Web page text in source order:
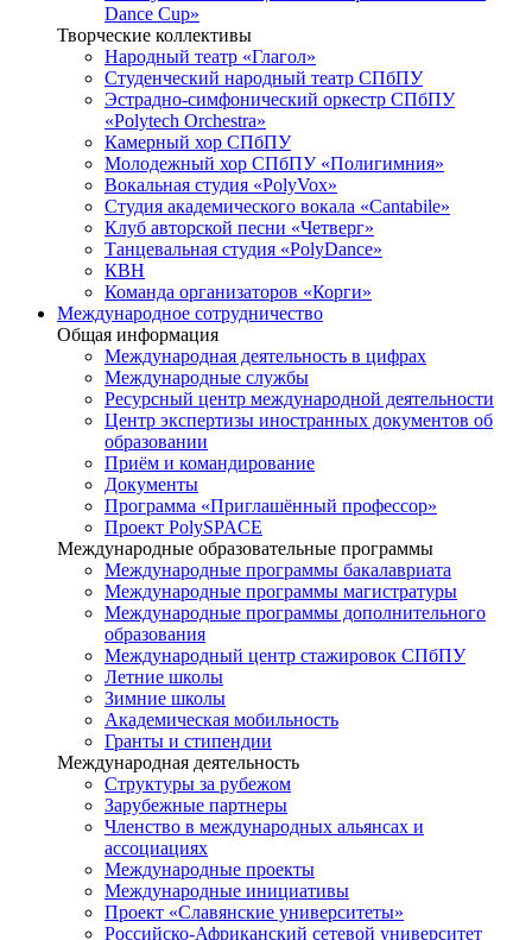
Dance Cup»
Творческие коллективы
Народный театр «Глагол»
Студенческий народный театр СПбПУ
Эстрадно-симфонический оркестр СПбПУ
«Polytech Orchestra»
Камерный хор СПбПУ
Молодежный хор СПбПУ «Полигимния»
Вокальная студия «PolyVox»
Студия академического вокала «Cantabile»
Клуб авторской песни «Четверг»
Танцевальная студия «PolyDance»
КВН
Команда организаторов «Корги»
Международное сотрудничество
Общая информация
Международная деятельность в цифрах
Международные службы
Ресурсный центр международной деятельности
Центр экспертизы иностранных документов об
образовании
Приём и командирование
Документы
Программа «Приглашённый профессор»
Проект PolySPACE
Международные образовательные программы
Международные программы бакалавриата
Международные программы магистратуры
Международные программы дополнительного
образования
Международный центр стажировок СПбПУ
Летние школы
Зимние школы
Академическая мобильность
Гранты и стипендии
Международная деятельность
Структуры за рубежом
Зарубежные партнеры
Членство в международных альянсах и
ассоциациях
Международные проекты
Международные инициативы
Проект «Славянские университеты»
Российско-Африканский сетевой университет